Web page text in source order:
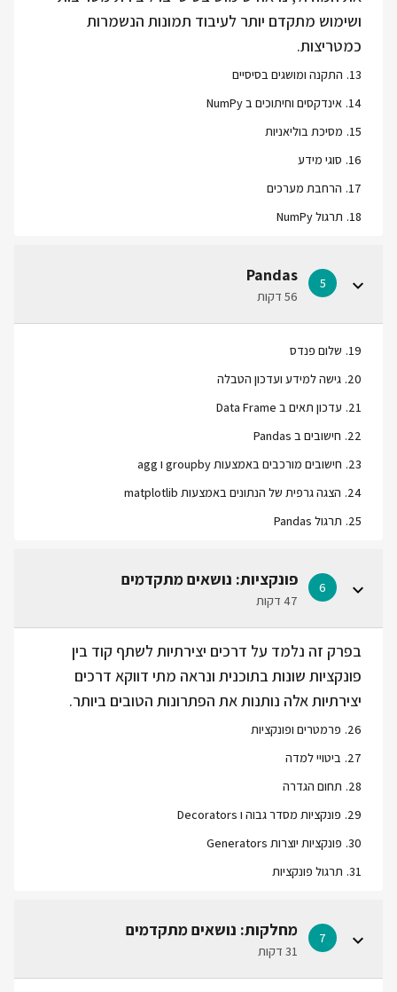
ושימוש מתקדם יותר לעיבוד תמונות הנשמרות
כמטריצות.
13
. התקנה ומושגים בסיסיים
14
. אינדקסים וחיתוכים ב NumPy
15
. מסיכת בוליאניות
16
. סוגי מידע
17
. הרחבת מערכים
18
. תרגול NumPy
5
Pandas
56 דקות
19
. שלום פנדס
20
. גישה למידע ועדכון הטבלה
21
. עדכון תאים ב Data Frame
22
. חישובים ב Pandas
23
. חישובים מורכבים באמצעות groupby ו agg
24
. הצגה גרפית של הנתונים באמצעות matplotlib
25
. תרגול Pandas
6 פונקציות: נושאים מתקדמים
47 דקות
בפרק זה נלמד על דרכים יצירתיות לשתף קוד בין
פונקציות שונות בתוכנית ונראה מתי דווקא דרכים
יצירתיות אלה נותנות את הפתרונות הטובים ביותר.
26
. פרמטרים ופונקציות
27
. ביטויי למדה
28
. תחום הגדרה
29
. פונקציות מסדר גבוה ו Decorators
30
. פונקציות יוצרות Generators
31
. תרגול פונקציות
7 מחלקות: נושאים מתקדמים
31 דקות